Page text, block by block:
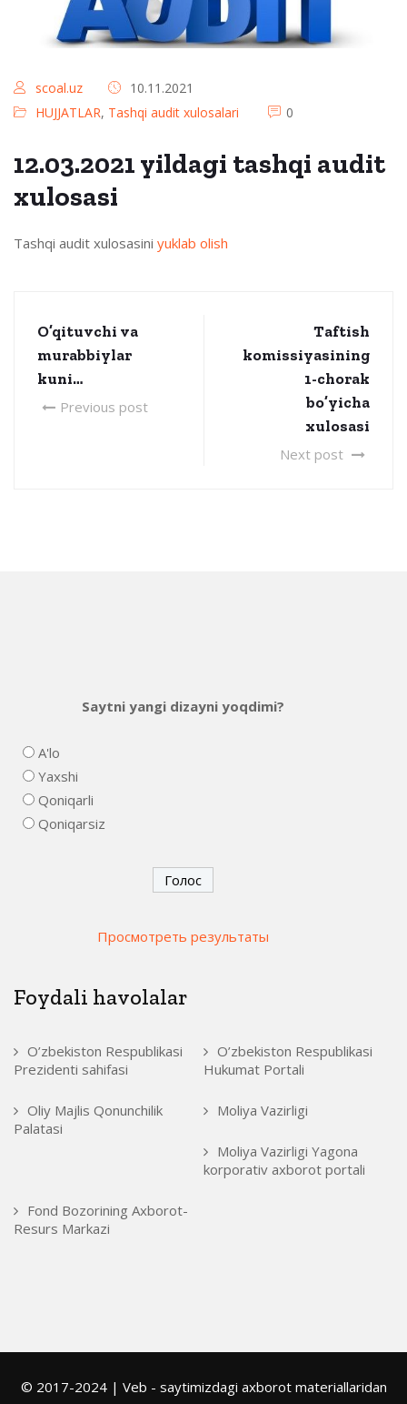
scoal.uz
10.11.2021
HUJJATLAR, Tashqi audit xulosalari 0
12.03.2021 yildagi tashqi audit
xulosasi
Tashqi audit xulosasini yuklab olish
O’qituvchi va
murabbiylar
kuni…
Previous post
Taftish
komissiyasining
1-chorak
bo’yicha
xulosasi
Next post
Saytni yangi dizayni yoqdimi?
A'lo
Yaxshi
Qoniqarli
Qoniqarsiz
Просмотреть результаты
Foydali havolalar
O’zbekiston Respublikasi
Prezidenti sahifasi
O’zbekiston Respublikasi
Hukumat Portali
Oliy Majlis Qonunchilik
Palatasi
Moliya Vazirligi
Moliya Vazirligi Yagona
korporativ axborot portali
Fond Bozorining Axborot-
Resurs Markazi
© 2017-2024 | Veb - saytimizdagi axborot materiallaridan